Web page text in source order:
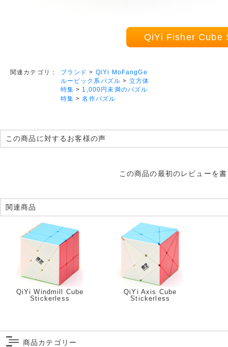
QiYi Fisher Cube
関連カテゴリ： ブランド > QiYi MoFangGe
ルービック系パズル > 立方体
特集 > 1,000円未満のパズル
特集 >名作パズル
この商品に対するお客様の声
この商品の最初のレビューを
関連商品
QiYi Windmill Cube
Stickerless
QiYi Axis Cube
Stickerless
商品カテゴリー